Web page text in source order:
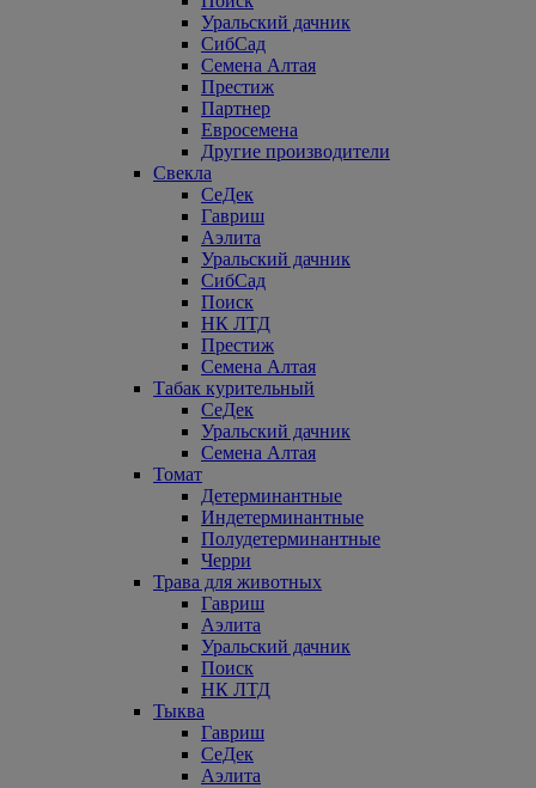
Уральский дачник
СибСад
Семена Алтая
Престиж
Партнер
Евросемена
Другие производители
Свекла
СеДек
Гавриш
Аэлита
Уральский дачник
СибСад
Поиск
НК ЛТД
Престиж
Семена Алтая
Табак курительный
СеДек
Уральский дачник
Семена Алтая
Томат
Детерминантные
Индетерминантные
Полудетерминантные
Черри
Трава для животных
Гавриш
Аэлита
Уральский дачник
Поиск
НК ЛТД
Тыква
Гавриш
СеДек
Аэлита